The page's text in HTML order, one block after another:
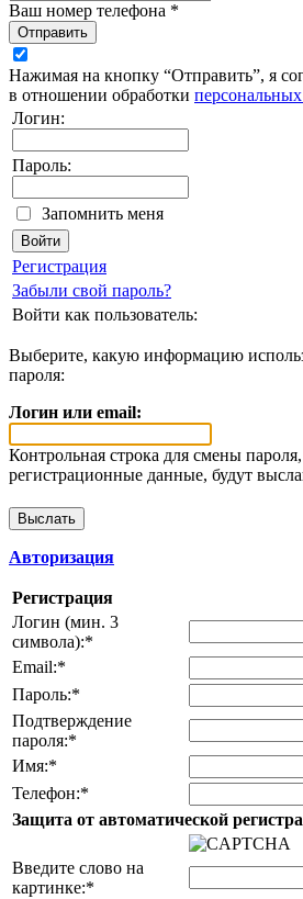
Ваш номер телефона *
Отправить
Нажимая на кнопку “Отправить”, я
в отношении обработки
Логин:
Пароль:
Запомнить меня
Регистрация
Забыли свой пароль?
Войти как пользователь:
Выберите, какую информацию
пароля:
Логин или email:
Контрольная строка для смены
регистрационные данные, будут
Авторизация
Регистрация
Логин (мин. 3
символа):*
Email:*
Пароль:*
Подтверждение
пароля:*
Имя:*
Телефон:*
Защита от автоматической
Введите слово на
картинке:*